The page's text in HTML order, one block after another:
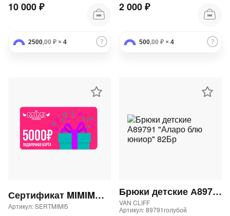
10 000 ₽
2500,00 ₽ × 4
2 000 ₽
500,00 ₽ × 4
Сертификат MIMIMODA 5000 р.
Артикул: SERTMIMI5
Брюки детские А89791 "Аларо блю юниор" 82Бр
VAN CLIFF
Артикул: 89791голубой